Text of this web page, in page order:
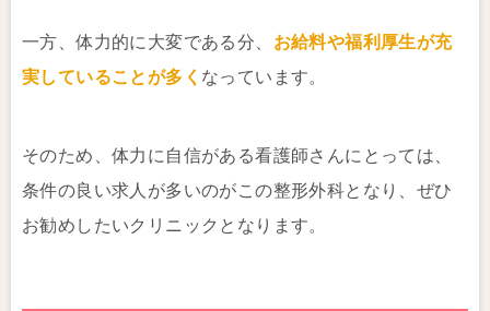
一方、体力的に大変である分、 お給料や福利厚生が充
実していることが多く なっています。
そのため、体力に自信がある看護師さんにとっては、
条件の良い求人が多いのがこの整形外科となり、ぜひ
お勧めしたいクリニックとなります。